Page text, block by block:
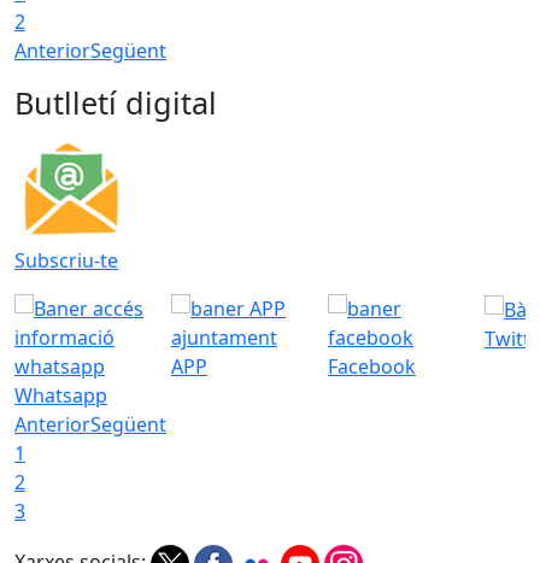
2
AnteriorSegüent
Butlletí digital
Subscriu-te
Whatsapp
APP Facebook
AnteriorSegüent
1
2
3